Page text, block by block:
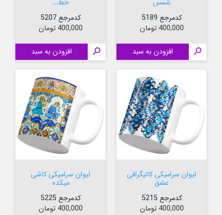
کدمرجع 5189
قیمت
400,000 تومان
 افزودن به سبد
کدمرجع 5207
قیمت
400,000 تومان
 افزودن به سبد
لیوان سرامیکی کالیگرافی
عشق
کدمرجع 5215
قیمت
400,000 تومان
لیوان سرامیکی کاشی
میکده
کدمرجع 5225
قیمت
400,000 تومان